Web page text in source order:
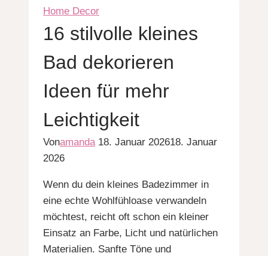
Home Decor
16 stilvolle kleines
Bad dekorieren
Ideen für mehr
Leichtigkeit
Vonamanda 18. Januar 202618. Januar
2026
Wenn du dein kleines Badezimmer in
eine echte Wohlfühloase verwandeln
möchtest, reicht oft schon ein kleiner
Einsatz an Farbe, Licht und natürlichen
Materialien. Sanfte Töne und